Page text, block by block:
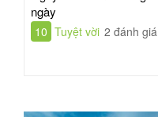
ngày
10 Tuyệt vời 2 đánh giá